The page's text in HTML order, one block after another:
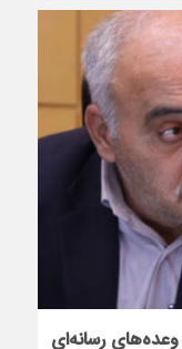
رسانه‌ای